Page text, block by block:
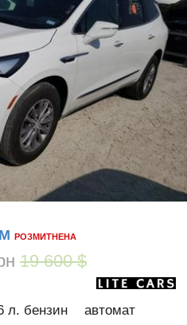
РОЗМИТНЕНА
19 600 $
л. бензин автомат